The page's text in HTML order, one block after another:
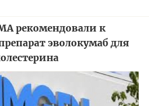
рекомендовали к
эволокумаб для